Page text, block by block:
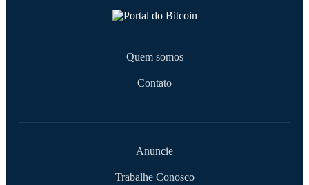
Quem somos
Contato
Anuncie
Trabalhe Conosco